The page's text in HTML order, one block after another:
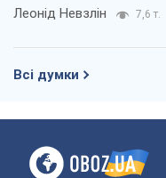
Леонід Невзлін 7,6 т.
Всі думки